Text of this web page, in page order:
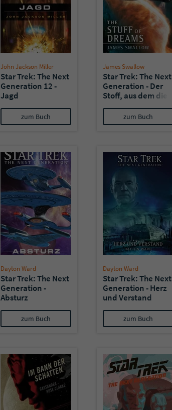
John Jackson Miller
Star Trek: The Next
Generation 12 -
Jagd
zum Buch
James Swallow
Star Trek: The Next
Generation - Der
Stoff, aus dem die
zum Buch
Dayton Ward
Star Trek: The Next
Generation -
Absturz
zum Buch
Dayton Ward
Star Trek: The Next
Generation - Herz
und Verstand
zum Buch